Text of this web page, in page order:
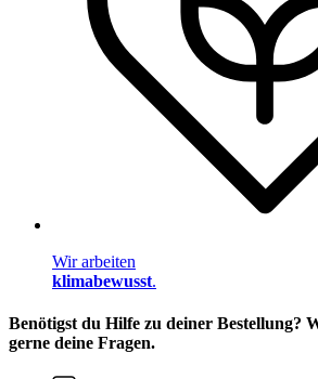
Wir arbeiten
klimabewusst.
Benötigst du Hilfe zu deiner Bestellung?
gerne deine Fragen.